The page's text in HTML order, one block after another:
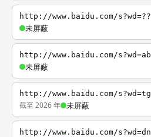
http://www.baidu.com/s?wd=??
未屏蔽
http://www.baidu.com/s?wd=ab
未屏蔽
http://www.baidu.com/s?wd=tg
截至 2026 年 未屏蔽
http://www.baidu.com/s?wd=dn